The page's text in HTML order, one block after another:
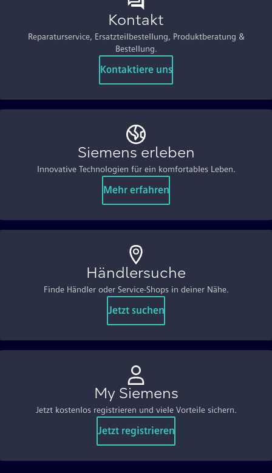
Kontakt
Reparaturservice, Ersatzteilbestellung, Produktberatung &
Bestellung.
Kontaktiere uns
Siemens erleben
Innovative Technologien für ein komfortables Leben.
Mehr erfahren
Händlersuche
Finde Händler oder Service-Shops in deiner Nähe.
Jetzt suchen
My Siemens
Jetzt kostenlos registrieren und viele Vorteile sichern.
Jetzt registrieren